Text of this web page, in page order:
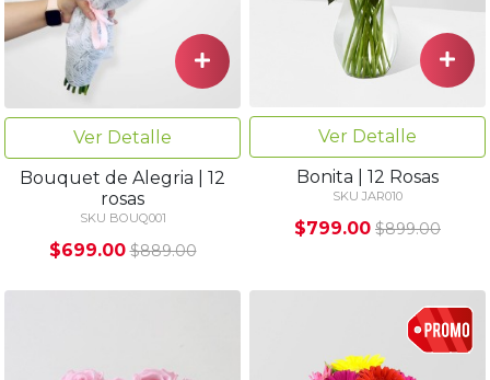
Ver Detalle
Bouquet de Alegria | 12
rosas
SKU BOUQ001
$699.00 $889.00
Ver Detalle
Bonita | 12 Rosas
SKU JAR010
$799.00 $899.00